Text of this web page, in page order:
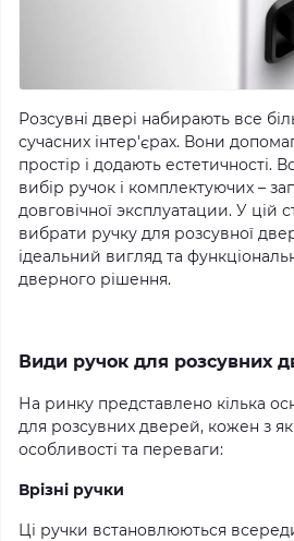
Розсувні двері набирають все
сучасних інтер'єрах. Вони
простір і додають естетичності.
вибір ручок і комплектуючих –
довговічної эксплуатации. У цій
вибрати ручку для розсувної
ідеальний вигляд та
дверного рішення.
Види ручок для розсувних
На ринку представлено кілька
для розсувних дверей, кожен з
особливості та переваги:
Врізні ручки
Ці ручки встановлюються